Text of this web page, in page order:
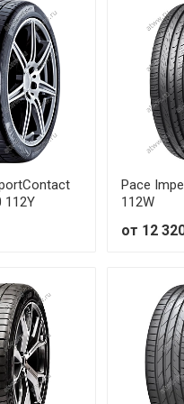
14 260 ₽
12 640 ₽
14 920 ₽
14 160 ₽
11 320 ₽
13 700 ₽
13 240 ₽
13 970 ₽
112Y
Pace
112W
от 12